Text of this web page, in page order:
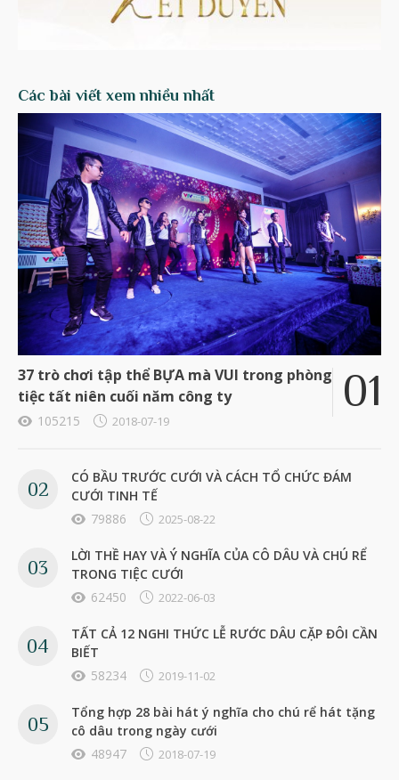
Các bài viết xem nhiều nhất
37 trò chơi tập thể BỰA mà VUI trong phòng
tiệc tất niên cuối năm công ty
105215 2018-07-19
CÓ BẦU TRƯỚC CƯỚI VÀ CÁCH TỔ CHỨC ĐÁM
CƯỚI TINH TẾ
79886
2025-08-22
LỜI THỀ HAY VÀ Ý NGHĨA CỦA CÔ DÂU VÀ CHÚ RỂ
TRONG TIỆC CƯỚI
62450
2022-06-03
TẤT CẢ 12 NGHI THỨC LỄ RƯỚC DÂU CẶP ĐÔI CẦN
BIẾT
58234
2019-11-02
Tổng hợp 28 bài hát ý nghĩa cho chú rể hát tặng
cô dâu trong ngày cưới
48947
2018-07-19